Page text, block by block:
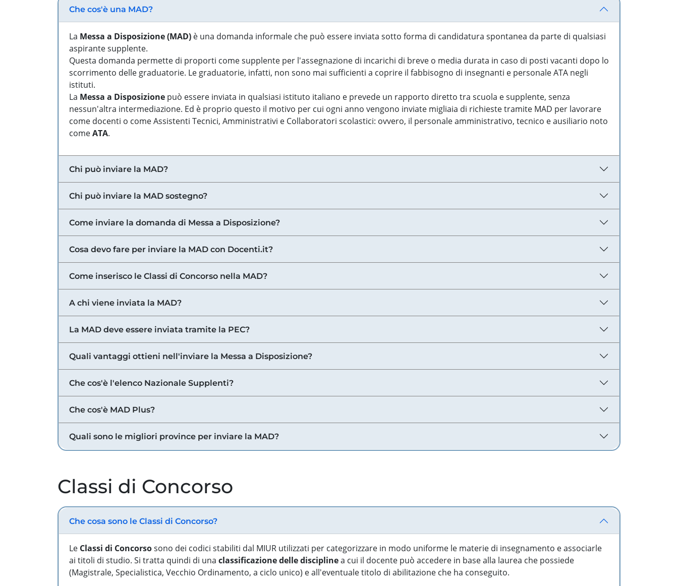
Che cos'è una MAD?
La Messa a Disposizione (MAD) è una domanda informale che può essere inviata sotto forma di candidatura spontanea da parte di qualsiasi
aspirante supplente.
Questa domanda permette di proporti come supplente per l'assegnazione di incarichi di breve o media durata in caso di posti vacanti dopo lo
scorrimento delle graduatorie. Le graduatorie, infatti, non sono mai sufficienti a coprire il fabbisogno di insegnanti e personale ATA negli
istituti.
La Messa a Disposizione può essere inviata in qualsiasi istituto italiano e prevede un rapporto diretto tra scuola e supplente, senza
nessun'altra intermediazione. Ed è proprio questo il motivo per cui ogni anno vengono inviate migliaia di richieste tramite MAD per lavorare
come docenti o come Assistenti Tecnici, Amministrativi e Collaboratori scolastici: ovvero, il personale amministrativo, tecnico e ausiliario noto
comeATA.
Chi può inviare la MAD?
Chi può inviare la MAD sostegno?
Come inviare la domanda di Messa a Disposizione?
Cosa devo fare per inviare la MAD con Docenti.it?
Come inserisco le Classi di Concorso nella MAD?
A chi viene inviata la MAD?
La MAD deve essere inviata tramite la PEC?
Quali vantaggi ottieni nell'inviare la Messa a Disposizione?
Che cos'è l'elenco Nazionale Supplenti?
Che cos'è MAD Plus?
Quali sono le migliori province per inviare la MAD?
Classi di Concorso
Che cosa sono le Classi di Concorso?
Le Classi di Concorsosono dei codici stabiliti dal MIUR utilizzati per categorizzare in modo uniforme le materie di insegnamento e associarle
ai titoli di studio. Si tratta quindi di una classificazione delle disciplinea cui il docente può accedere in base alla laurea che possiede
(Magistrale, Specialistica, Vecchio Ordinamento, a ciclo unico) e all'eventuale titolo di abilitazione che ha conseguito.